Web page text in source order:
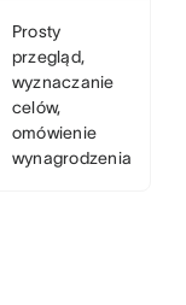
Prosty
przegląd,
wyznaczanie
celów,
omówienie
wynagrodzenia